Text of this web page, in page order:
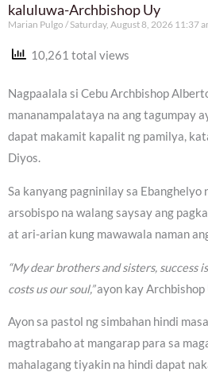
kaluluwa-Archbishop Uy
Marian Pulgo Saturday, August 8, 2026 11:37
10,261 total views
Nagpaalala si Cebu Archbishop
mananampalataya na ang tagumpay
dapat makamit kapalit ng pamilya,
Diyos.
Sa kanyang pagninilay sa Ebanghelyo
arsobispo na walang saysay ang
at ari-arian kung mawawala naman
“My dear brothers and sisters, success
costs us our soul,”ayon kay Archbishop
Ayon sa pastol ng simbahan hindi
magtrabaho at mangarap para sa
mahalagang tiyakin na hindi dapat